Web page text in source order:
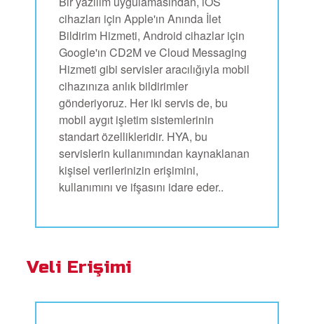
cihazları için Apple'ın Anında İlet
Bildirim Hizmeti, Android cihazlar için
Google'ın CD2M ve Cloud Messaging
Hizmeti gibi servisler aracılığıyla mobil
cihazınıza anlık bildirimler
gönderiyoruz. Her iki servis de, bu
mobil aygıt işletim sistemlerinin
standart özellikleridir. HYA, bu
servislerin kullanımından kaynaklanan
kişisel verilerinizin erişimini,
kullanımını ve ifşasını idare eder..
Veli Erişimi